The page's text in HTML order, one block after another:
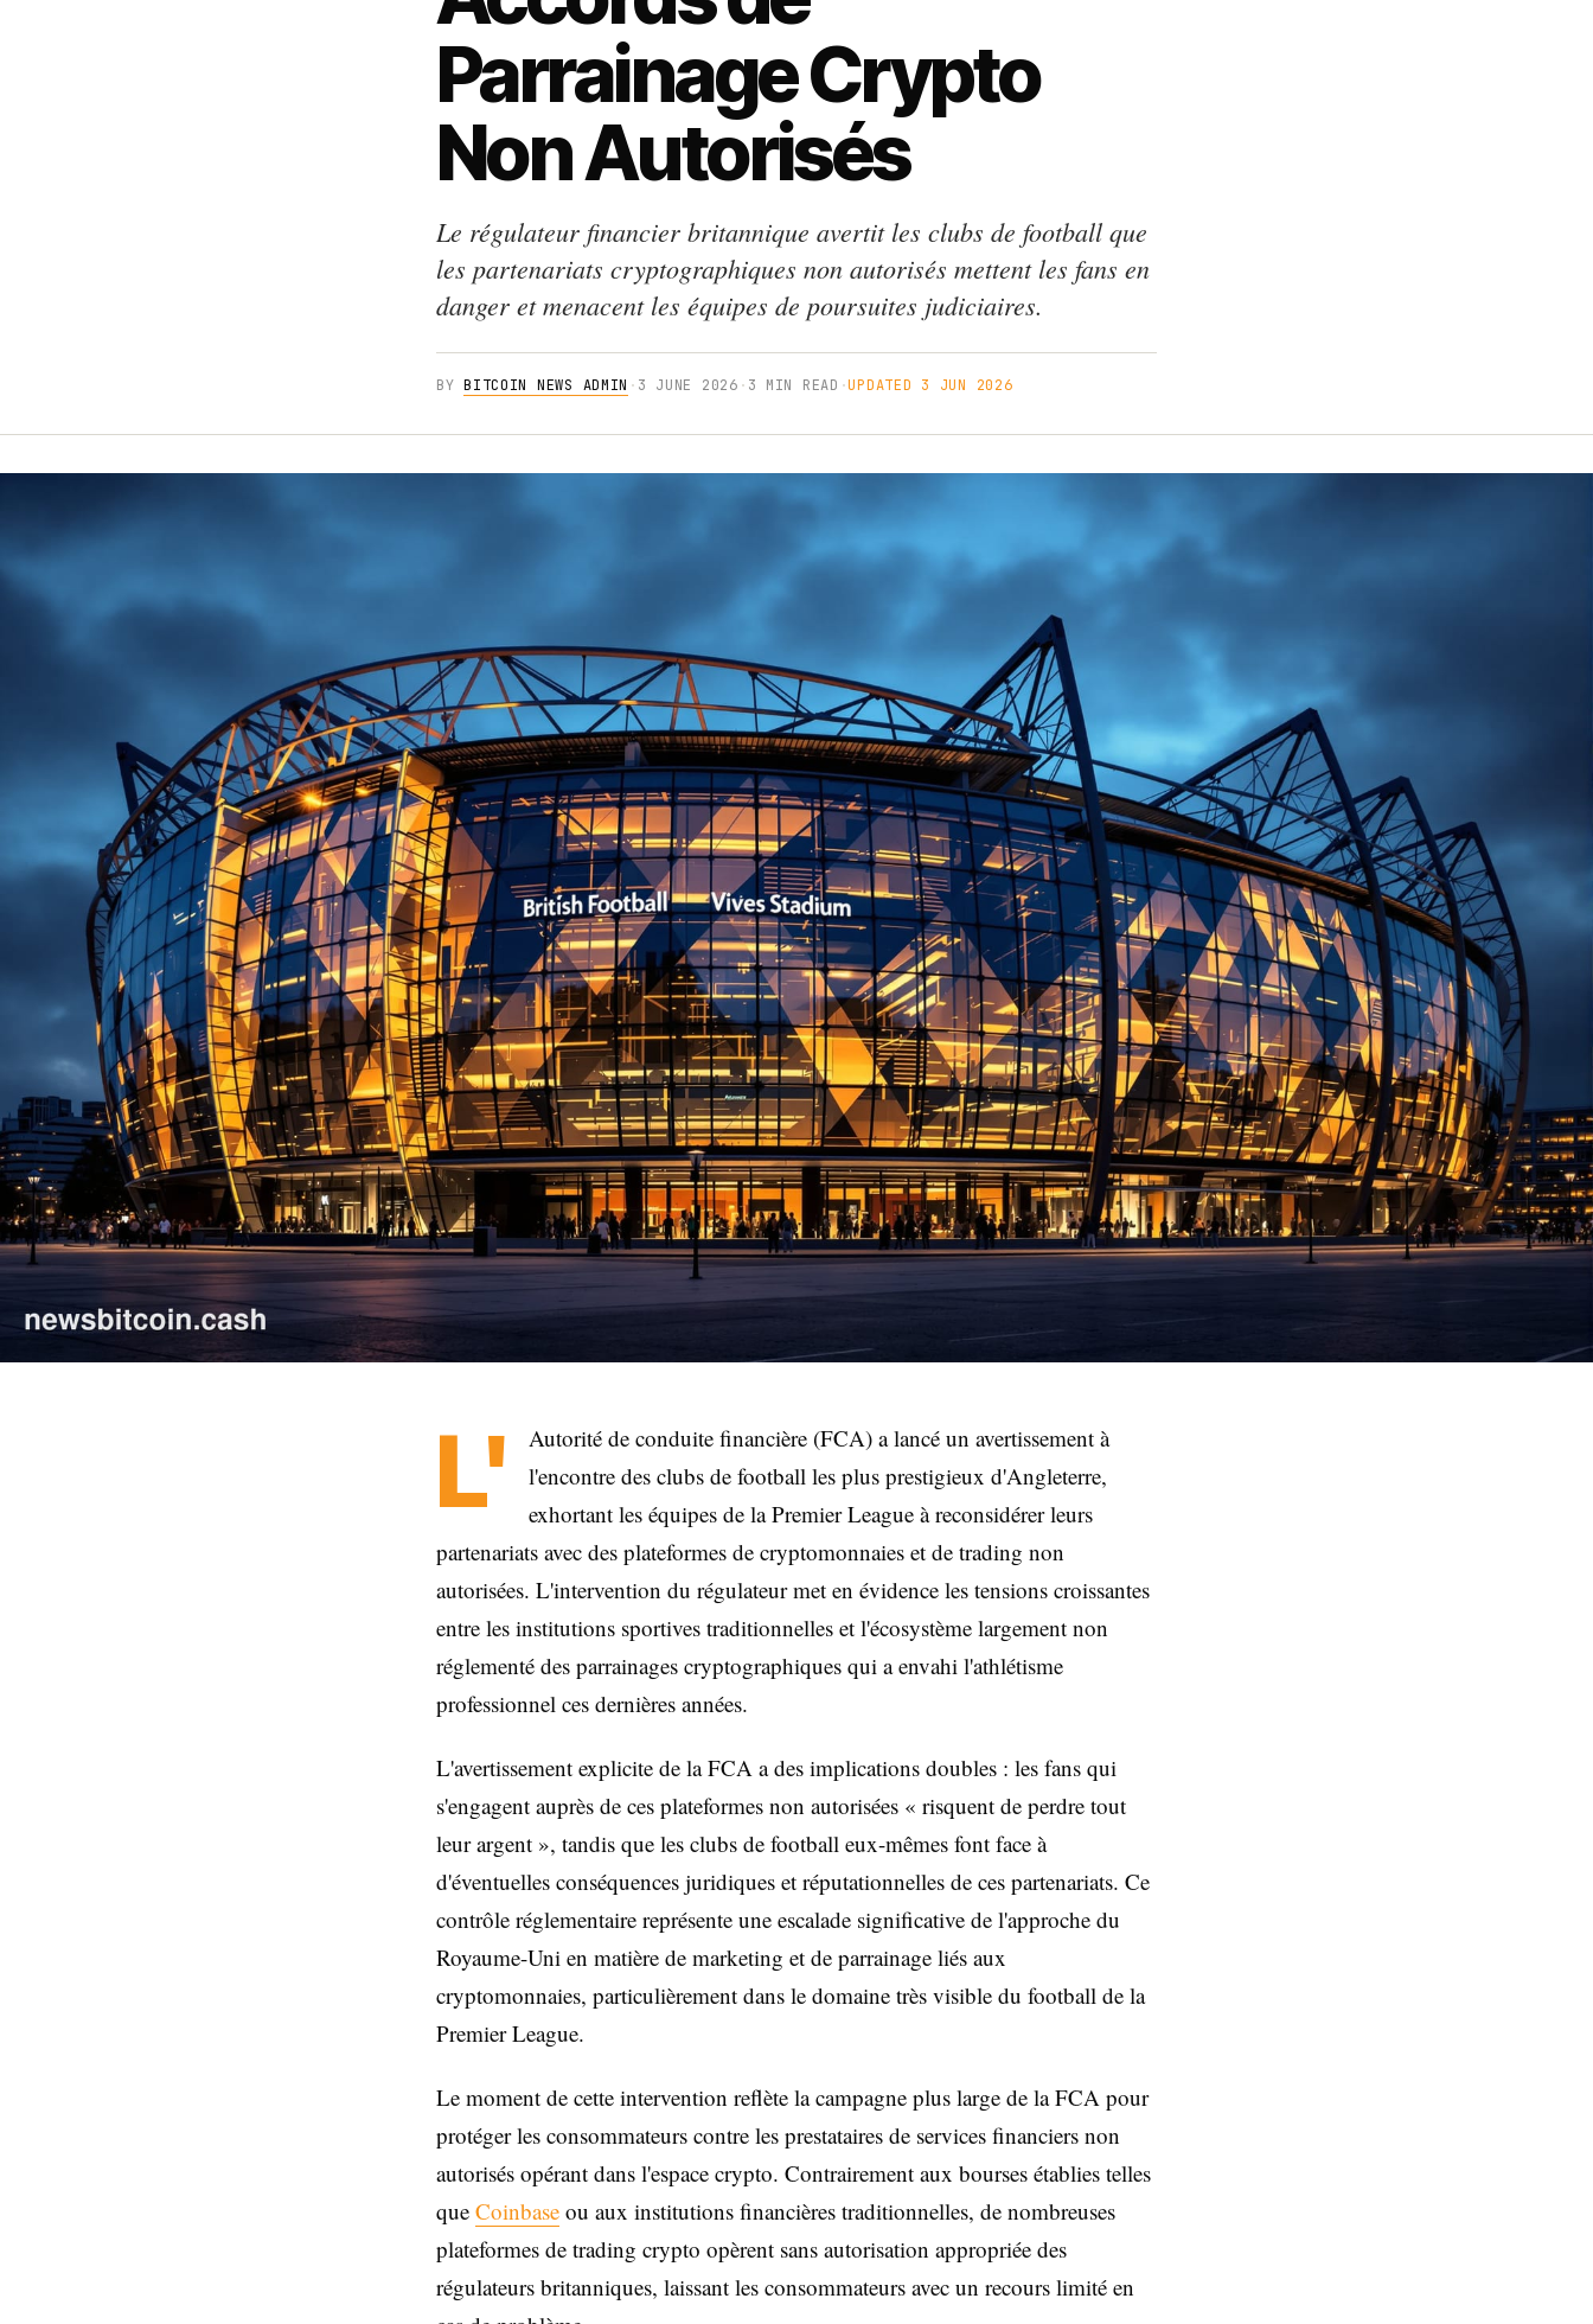
Parrainage Crypto
Non Autorisés
Le régulateur financier britannique avertit les clubs de football que
les partenariats cryptographiques non autorisés mettent les fans en
danger et menacent les équipes de poursuites judiciaires.
BYBITCOIN NEWS ADMIN · 3 JUNE 2026 · 3 MIN READ ·UPDATED 3 JUN 2026
L'
Autorité de conduite financière (FCA) a lancé un avertissement à
l'encontre des clubs de football les plus prestigieux d'Angleterre,
exhortant les équipes de la Premier League à reconsidérer leurs
partenariats avec des plateformes de cryptomonnaies et de trading non
autorisées. L'intervention du régulateur met en évidence les tensions croissantes
entre les institutions sportives traditionnelles et l'écosystème largement non
réglementé des parrainages cryptographiques qui a envahi l'athlétisme
professionnel ces dernières années.
L'avertissement explicite de la FCA a des implications doubles : les fans qui
s'engagent auprès de ces plateformes non autorisées « risquent de perdre tout
leur argent », tandis que les clubs de football eux-mêmes font face à
d'éventuelles conséquences juridiques et réputationnelles de ces partenariats. Ce
contrôle réglementaire représente une escalade significative de l'approche du
Royaume-Uni en matière de marketing et de parrainage liés aux
cryptomonnaies, particulièrement dans le domaine très visible du football de la
Premier League.
Le moment de cette intervention reflète la campagne plus large de la FCA pour
protéger les consommateurs contre les prestataires de services financiers non
autorisés opérant dans l'espace crypto. Contrairement aux bourses établies telles
que Coinbase ou aux institutions financières traditionnelles, de nombreuses
plateformes de trading crypto opèrent sans autorisation appropriée des
régulateurs britanniques, laissant les consommateurs avec un recours limité en